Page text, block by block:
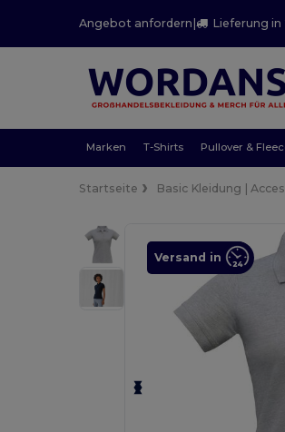
Angebot anfordern | Lieferung
Marken T-Shirts Pullover &
Startseite Basic Kleidung |
Versand in